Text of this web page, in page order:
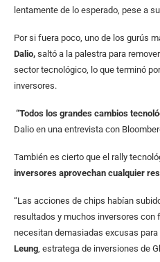
lentamente de lo esperado, pese a
Por si fuera poco, uno de los gurús
Dalio, saltó a la palestra para
sector tecnológico, lo que terminó
inversores.
“Todos los grandes cambios
Dalio en una entrevista con
También es cierto que el rally
inversores aprovechan cualquier
“Las acciones de chips habían
resultados y muchos inversores
necesitan demasiadas excusas
Leung , estratega de inversiones de